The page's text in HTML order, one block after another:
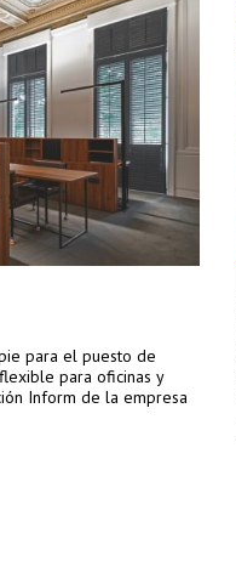
para el puesto de
para oficinas y
Inform de la empresa